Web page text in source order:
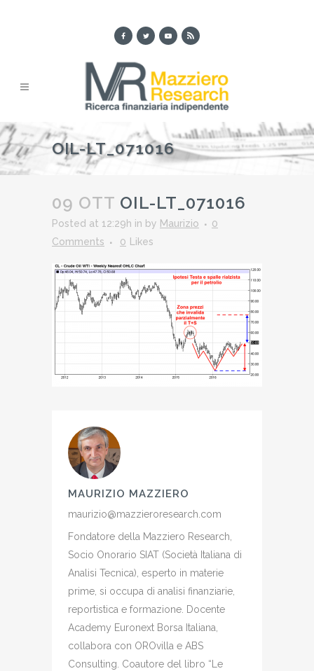
OIL-LT_071016
09 OTT OIL-LT_071016
Posted at 12:29h in by Maurizio
0
Comments
0 Likes
MAURIZIO MAZZIERO
maurizio@mazzieroresearch.com
Fondatore della Mazziero Research,
Socio Onorario SIAT (Società Italiana di
Analisi Tecnica), esperto in materie
prime, si occupa di analisi finanziarie,
reportistica e formazione. Docente
Academy Euronext Borsa Italiana,
collabora con OROvilla e ABS
Consulting. Coautore del libro “Le